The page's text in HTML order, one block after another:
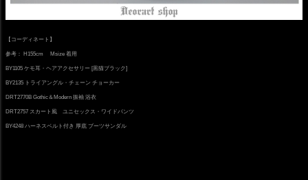
【コーディネート】
参考： H155cm Msize 着用
BY1105 ケモ耳・ヘアアクセサリー [黒猫ブラック]
BY2135 トライアングル・チェーン チョーカー
DRT2770B Gothic＆Modern 振袖 浴衣
DRT2757 スカート風 ユニセックス・ワイドパンツ
BY4248 ハーネスベルト付き 厚底 ブーツサンダル